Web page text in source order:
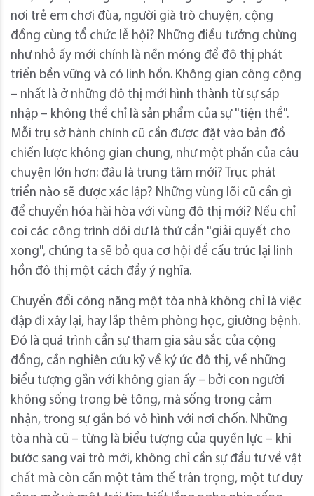
nơi trẻ em chơi đùa, người già trò chuyện, cộng
đồng cùng tổ chức lễ hội? Những điều tưởng chừng
như nhỏ ấy mới chính là nền móng để đô thị phát
triển bền vững và có linh hồn. Không gian công cộng
– nhất là ở những đô thị mới hình thành từ sự sáp
nhập – không thể chỉ là sản phẩm của sự "tiện thể".
Mỗi trụ sở hành chính cũ cần được đặt vào bản đồ
chiến lược không gian chung, như một phần của câu
chuyện lớn hơn: đâu là trung tâm mới? Trục phát
triển nào sẽ được xác lập? Những vùng lõi cũ cần gì
để chuyển hóa hài hòa với vùng đô thị mới? Nếu chỉ
coi các công trình dôi dư là thứ cần "giải quyết cho
xong", chúng ta sẽ bỏ qua cơ hội để cấu trúc lại linh
hồn đô thị một cách đầy ý nghĩa.
Chuyển đổi công năng một tòa nhà không chỉ là việc
đập đi xây lại, hay lắp thêm phòng học, giường bệnh.
Đó là quá trình cần sự tham gia sâu sắc của cộng
đồng, cần nghiên cứu kỹ về ký ức đô thị, về những
biểu tượng gắn với không gian ấy – bởi con người
không sống trong bê tông, mà sống trong cảm
nhận, trong sự gắn bó vô hình với nơi chốn. Những
tòa nhà cũ – từng là biểu tượng của quyền lực – khi
bước sang vai trò mới, không chỉ cần sự đầu tư về vật
chất mà còn cần một tâm thế trân trọng, một tư duy